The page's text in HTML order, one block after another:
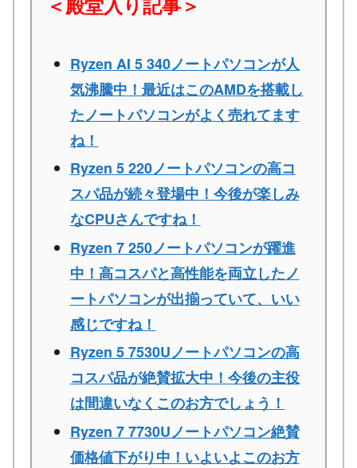
Ryzen AI 5 340ノートパソコンが人
気沸騰中！最近はこのAMDを搭載し
たノートパソコンがよく売れてます
ね！
Ryzen 5 220ノートパソコンの高コ
スパ品が続々登場中！今後が楽しみ
なCPUさんですね！
Ryzen 7 250ノートパソコンが躍進
中！高コスパと高性能を両立したノ
ートパソコンが出揃っていて、いい
感じですね！
Ryzen 5 7530Uノートパソコンの高
コスパ品が絶賛拡大中！今後の主役
は間違いなくこのお方でしょう！
Ryzen 7 7730Uノートパソコン絶賛
価格値下がり中！いよいよこのお方